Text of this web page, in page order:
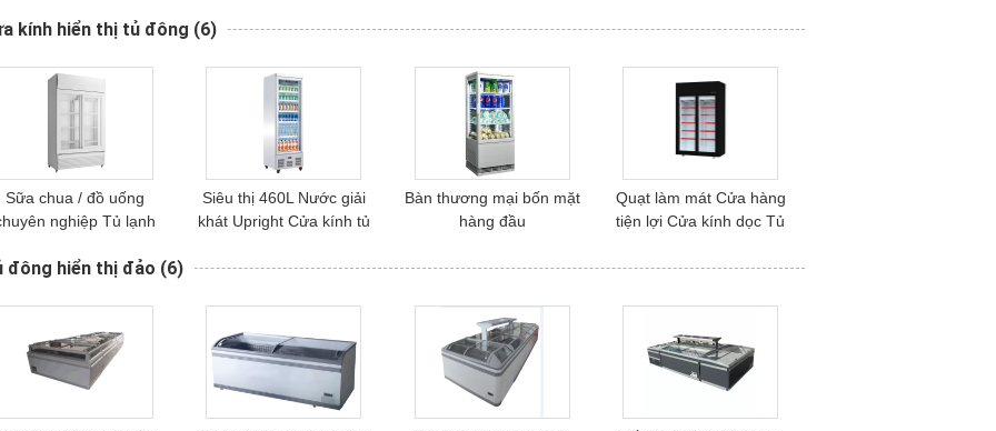
kính hiển thị tủ đông (6)
Sữa chua / đồ uống
nghiệp Tủ lạnh
Siêu thị 460L Nước giải
khát Upright Cửa kính tủ
Bàn thương mại bốn mặt
hàng đầu
Quạt làm mát Cửa hàng
tiện lợi Cửa kính dọc Tủ
đông hiển thị đảo (6)